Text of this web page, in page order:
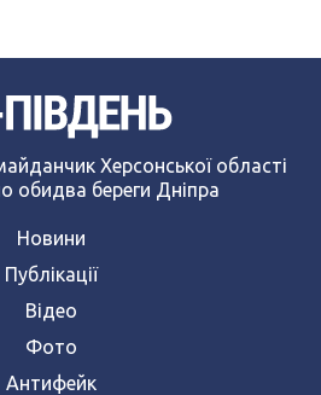
Херсонської області
обидва береги Дніпра
Новини
Публікації
Відео
Фото
Антифейк